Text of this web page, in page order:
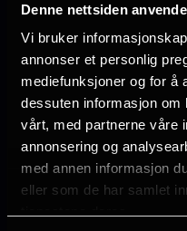
Denne nettsiden
Vi bruker
annonser et personlig
mediefunksjoner og for å
dessuten informasjon om
vårt, med partnerne våre
annonsering og
med annen informasjon
eller som de har samlet
Få ledige plasser
Veldig få ledige plasser
Ice